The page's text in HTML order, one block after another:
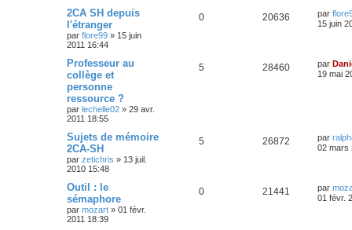
2CA SH depuis
l'étranger
par flore99 » 15 juin
2011 16:44
0 20636 par
15 juin
Professeur au
collège et
personne
ressource ?
par lechelle02 » 29 avr.
2011 18:55
5 28460 par
19 mai
Sujets de mémoire
2CA-SH
par zetichris » 13 juil.
2010 15:48
5 26872 par
02 mars
Outil : le
sémaphore
par mozart » 01 févr.
2011 18:39
0 21441 par
01 févr.